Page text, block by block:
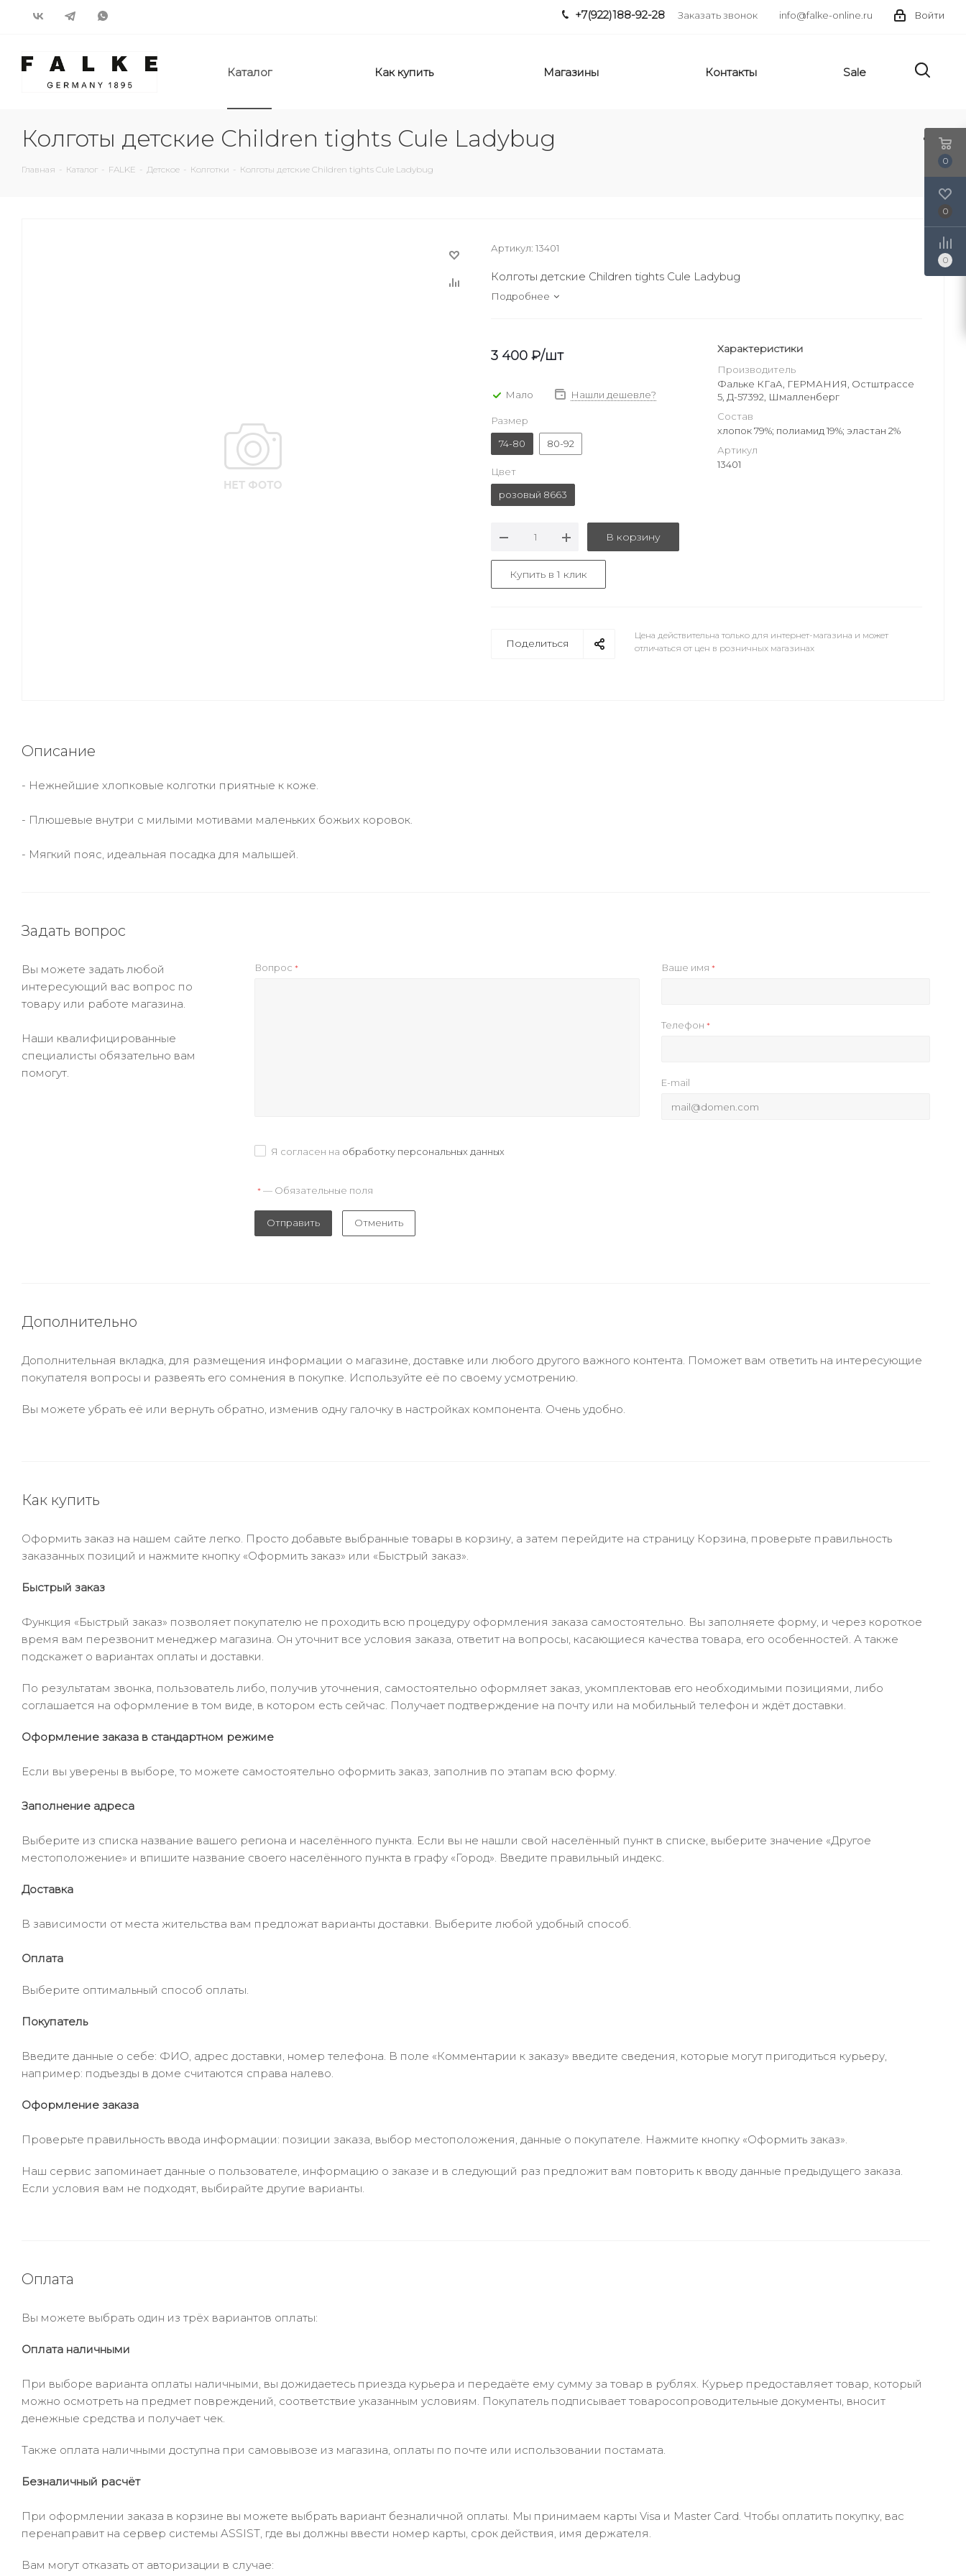
Войти
info@falke-online.ru
+7(922)188-92-28 Заказать звонок
Каталог Как купить Магазины Контакты Sale
Колготы детские Children tights Cule Ladybug
Главная - Каталог - FALKE - Детское - Колготки - Колготы детские Children tights Cule Ladybug
Артикул: 13401
Колготы детские Children tights Cule Ladybug
Подробнее
3 400 ₽/шт
Мало Нашли дешевле?
Размер
74-80
80-92
Цвет
розовый 8663
В корзину
Купить в 1 клик
Характеристики
Производитель
Фальке КГаА, ГЕРМАНИЯ, Остштрассе
5, Д-57392, Шмалленберг
Состав
хлопок 79%; полиамид 19%; эластан 2%
Артикул
13401
Поделиться
Цена действительна только для интернет-магазина и может
отличаться от цен в розничных магазинах
Описание
- Нежнейшие хлопковые колготки приятные к коже.
- Плюшевые внутри с милыми мотивами маленьких божьих коровок.
- Мягкий пояс, идеальная посадка для малышей.
Задать вопрос
Вы можете задать любой
интересующий вас вопрос по
товару или работе магазина.
Наши квалифицированные
специалисты обязательно вам
помогут.
Вопрос * Ваше имя *
Телефон *
E-mail
Я согласен на обработку персональных данных
*— Обязательные поля
Отправить Отменить
Дополнительно
Дополнительная вкладка, для размещения информации о магазине, доставке или любого другого важного контента. Поможет вам ответить на интересующие
покупателя вопросы и развеять его сомнения в покупке. Используйте её по своему усмотрению.
Вы можете убрать её или вернуть обратно, изменив одну галочку в настройках компонента. Очень удобно.
Как купить
Оформить заказ на нашем сайте легко. Просто добавьте выбранные товары в корзину, а затем перейдите на страницу Корзина, проверьте правильность
заказанных позиций и нажмите кнопку «Оформить заказ» или «Быстрый заказ».
Быстрый заказ
Функция «Быстрый заказ» позволяет покупателю не проходить всю процедуру оформления заказа самостоятельно. Вы заполняете форму, и через короткое
время вам перезвонит менеджер магазина. Он уточнит все условия заказа, ответит на вопросы, касающиеся качества товара, его особенностей. А также
подскажет о вариантах оплаты и доставки.
По результатам звонка, пользователь либо, получив уточнения, самостоятельно оформляет заказ, укомплектовав его необходимыми позициями, либо
соглашается на оформление в том виде, в котором есть сейчас. Получает подтверждение на почту или на мобильный телефон и ждёт доставки.
Оформление заказа в стандартном режиме
Если вы уверены в выборе, то можете самостоятельно оформить заказ, заполнив по этапам всю форму.
Заполнение адреса
Выберите из списка название вашего региона и населённого пункта. Если вы не нашли свой населённый пункт в списке, выберите значение «Другое
местоположение» и впишите название своего населённого пункта в графу «Город». Введите правильный индекс.
Доставка
В зависимости от места жительства вам предложат варианты доставки. Выберите любой удобный способ.
Оплата
Выберите оптимальный способ оплаты.
Покупатель
Введите данные о себе: ФИО, адрес доставки, номер телефона. В поле «Комментарии к заказу» введите сведения, которые могут пригодиться курьеру,
например: подъезды в доме считаются справа налево.
Оформление заказа
Проверьте правильность ввода информации: позиции заказа, выбор местоположения, данные о покупателе. Нажмите кнопку «Оформить заказ».
Наш сервис запоминает данные о пользователе, информацию о заказе и в следующий раз предложит вам повторить к вводу данные предыдущего заказа.
Если условия вам не подходят, выбирайте другие варианты.
Оплата
Вы можете выбрать один из трёх вариантов оплаты:
Оплата наличными
При выборе варианта оплаты наличными, вы дожидаетесь приезда курьера и передаёте ему сумму за товар в рублях. Курьер предоставляет товар, который
можно осмотреть на предмет повреждений, соответствие указанным условиям. Покупатель подписывает товаросопроводительные документы, вносит
денежные средства и получает чек.
Также оплата наличными доступна при самовывозе из магазина, оплаты по почте или использовании постамата.
Безналичный расчёт
При оформлении заказа в корзине вы можете выбрать вариант безналичной оплаты. Мы принимаем карты Visa и Master Card. Чтобы оплатить покупку, вас
перенаправит на сервер системы ASSIST, где вы должны ввести номер карты, срок действия, имя держателя.
Вам могут отказать от авторизации в случае:
0
0
0